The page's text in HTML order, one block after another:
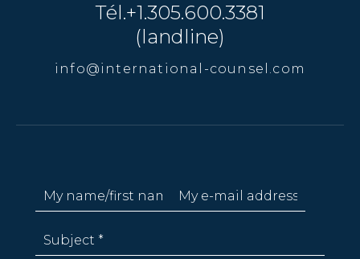
Tél.+1.305.600.3381
(landline)
info@international-counsel.com